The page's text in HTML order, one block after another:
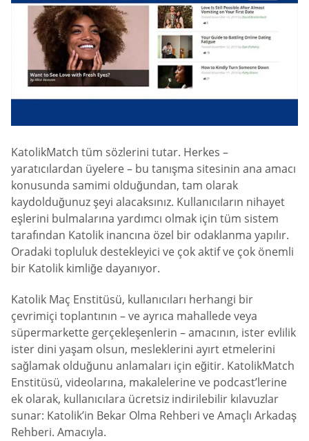
KatolikMatch tüm sözlerini tutar. Herkes –
yaratıcılardan üyelere – bu tanışma sitesinin ana amacı
konusunda samimi olduğundan, tam olarak
kaydolduğunuz şeyi alacaksınız. Kullanıcıların nihayet
eşlerini bulmalarına yardımcı olmak için tüm sistem
tarafından Katolik inancına özel bir odaklanma yapılır.
Oradaki topluluk destekleyici ve çok aktif ve çok önemli
bir Katolik kimliğe dayanıyor.
Katolik Maç Enstitüsü, kullanıcıları herhangi bir
çevrimiçi toplantının – ve ayrıca mahallede veya
süpermarkette gerçekleşenlerin – amacının, ister evlilik
ister dini yaşam olsun, mesleklerini ayırt etmelerini
sağlamak olduğunu anlamaları için eğitir. KatolikMatch
Enstitüsü, videolarına, makalelerine ve podcast’lerine
ek olarak, kullanıcılara ücretsiz indirilebilir kılavuzlar
sunar: Katolik’in Bekar Olma Rehberi ve Amaçlı Arkadaş
Rehberi. Amacıyla.